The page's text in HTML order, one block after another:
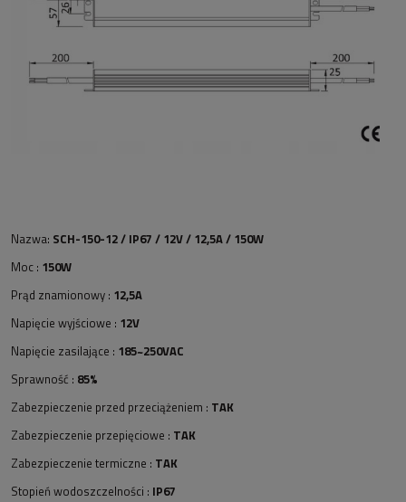
Nazwa: SCH-150-12 / IP67 / 12V / 12,5A / 150W
Moc : 150W
Prąd znamionowy : 12,5A
Napięcie wyjściowe : 12V
Napięcie zasilające : 185~250VAC
Sprawność : 85%
Zabezpieczenie przed przeciążeniem : TAK
Zabezpieczenie przepięciowe : TAK
Zabezpieczenie termiczne : TAK
Stopień wodoszczelności : IP67